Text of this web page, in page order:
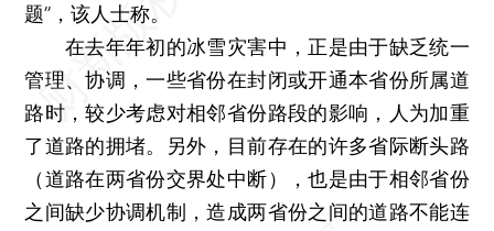
题”，该人士称。
在去年年初的冰雪灾害中，正是由于缺乏统一
管理、协调，一些省份在封闭或开通本省份所属道
路时，较少考虑对相邻省份路段的影响，人为加重
了道路的拥堵。另外，目前存在的许多省际断头路
（道路在两省份交界处中断），也是由于相邻省份
之间缺少协调机制，造成两省份之间的道路不能连